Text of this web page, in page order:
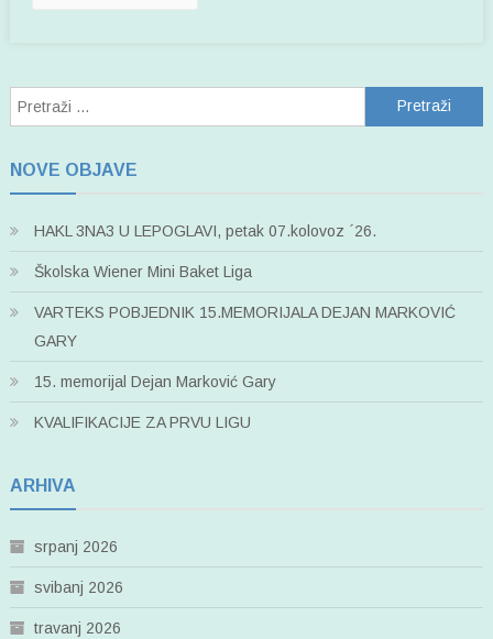
Pretraži:
NOVE OBJAVE
HAKL 3NA3 U LEPOGLAVI, petak 07.kolovoz ´26.
Školska Wiener Mini Baket Liga
VARTEKS POBJEDNIK 15.MEMORIJALA DEJAN MARKOVIĆ
GARY
15. memorijal Dejan Marković Gary
KVALIFIKACIJE ZA PRVU LIGU
ARHIVA
srpanj 2026
svibanj 2026
travanj 2026